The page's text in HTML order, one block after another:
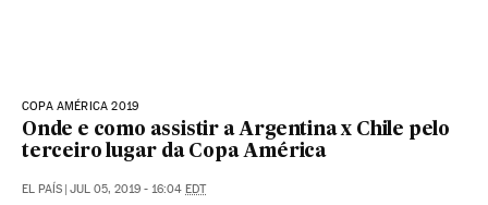
COPA AMÉRICA 2019
Onde e como assistir a Argentina x Chile pelo
terceiro lugar da Copa América
EL PAÍS | JUL 05, 2019 - 16:04 EDT